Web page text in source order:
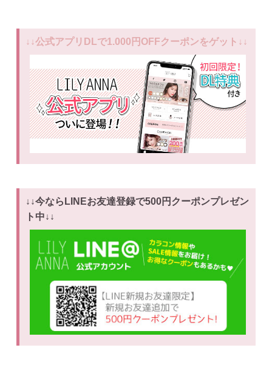
↓↓公式アプリDLで1.000円OFFクーポンをゲット↓↓
↓↓今ならLINEお友達登録で500円クーポンプレゼン
ト中↓↓